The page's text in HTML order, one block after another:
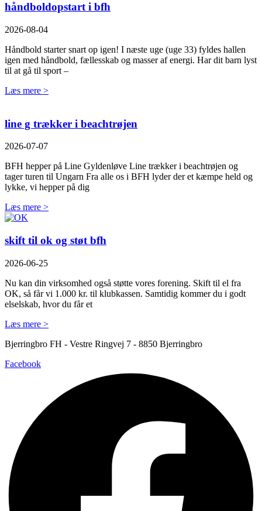
håndboldopstart i bfh
2026-08-04
Håndbold starter snart op igen! I næste uge (uge 33) fyldes hallen
igen med håndbold, fællesskab og masser af energi. Har dit barn lyst
til at gå til sport –
Læs mere >
line g trækker i beachtrøjen
2026-07-07
BFH hepper på Line Gyldenløve Line trækker i beachtrøjen og
tager turen til Ungarn Fra alle os i BFH lyder der et kæmpe held og
lykke, vi hepper på dig
Læs mere >
skift til ok og støt bfh
2026-06-25
Nu kan din virksomhed også støtte vores forening. Skift til el fra
OK, så får vi 1.000 kr. til klubkassen. Samtidig kommer du i godt
elselskab, hvor du får et
Læs mere >
Bjerringbro FH - Vestre Ringvej 7 - 8850 Bjerringbro
Facebook